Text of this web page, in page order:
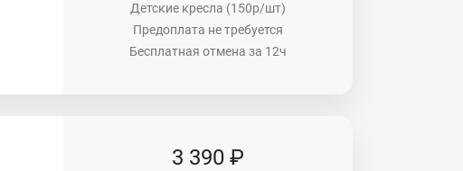
Детские кресла (150р/шт)
Предоплата не требуется
Бесплатная отмена за 12ч
3 390 ₽